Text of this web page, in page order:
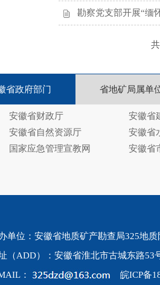
勘察党支部开展“缅
共
省政府部门 省地矿局属单
安徽省财政厅
安徽省
安徽省自然资源厅
安徽省
国家应急管理宣教网 安徽省
单位：安徽省地质矿产勘查局325地
（ADD）：安徽省淮北市古城东路
：
皖ICP备